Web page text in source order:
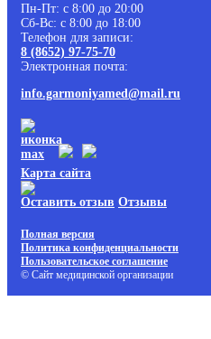
Пн-Пт: с 8:00 до 20:00
Сб-Вс: с 8:00 до 18:00
Телефон для записи:
8 (8652) 97-75-70
Электронная почта:
info.garmoniyamed@mail.ru
Карта сайта
Оставить отзыв Отзывы
Полная версия
Политика конфиденциальности
Пользовательское соглашение
© Сайт медицинской организации